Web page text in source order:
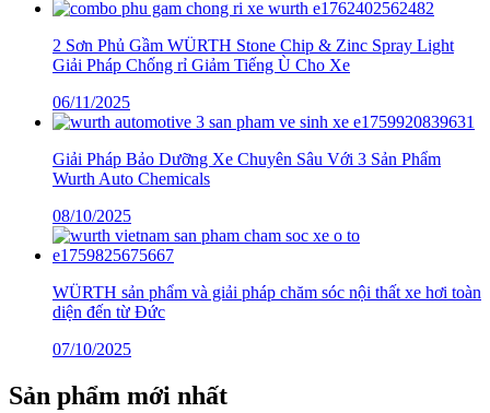
2 Sơn Phủ Gầm WÜRTH Stone Chip & Zinc Spray Light
Giải Pháp Chống rỉ Giảm Tiếng Ù Cho Xe
06/11/2025
Giải Pháp Bảo Dưỡng Xe Chuyên Sâu Với 3 Sản Phẩm
Wurth Auto Chemicals
08/10/2025
WÜRTH sản phẩm và giải pháp chăm sóc nội thất xe hơi toàn
diện đến từ Đức
07/10/2025
Sản phẩm mới nhất